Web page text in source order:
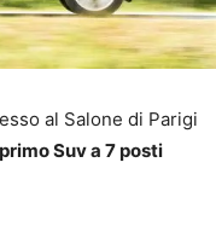
al Salone di Parigi
primo Suv a 7 posti